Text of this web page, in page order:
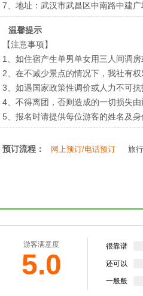
7、地址：武汉市武昌区中南路中建
温馨提示
【注意事项】
1、如住宿产生单男单女用三人间调
2、在不减少景点的情况下，我社有
3、如遇国家政策性调价或人力不可
4、不得离团，否则造成的一切损失
5、报名时请提供每位游客的姓名及
预订流程： 网上预订/电话预订 旅
游客满意度
5.0
很靠谱
还可以
一般般